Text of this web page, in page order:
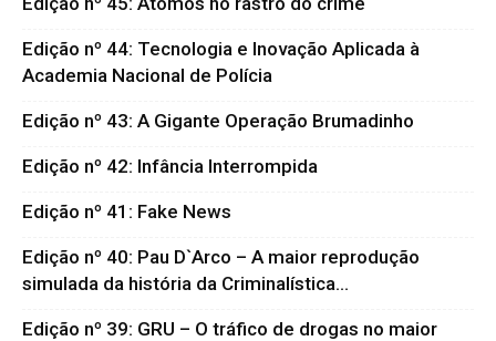
Edição nº 44: Tecnologia e Inovação Aplicada à
Academia Nacional de Polícia
Edição nº 43: A Gigante Operação Brumadinho
Edição nº 42: Infância Interrompida
Edição nº 41: Fake News
Edição nº 40: Pau D`Arco – A maior reprodução
simulada da história da Criminalística...
Edição nº 39: GRU – O tráfico de drogas no maior